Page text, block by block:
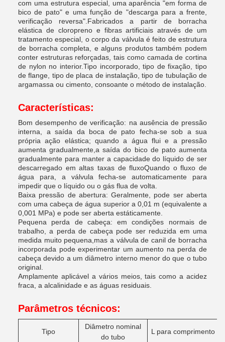
com uma estrutura especial, uma aparência "em forma de
bico de pato" e uma função de "descarga para a frente,
verificação reversa".Fabricados a partir de borracha
elástica de cloropreno e fibras artificiais através de um
tratamento especial, o corpo da válvula é feito de estrutura
de borracha completa, e alguns produtos também podem
conter estruturas reforçadas, tais como camada de cortina
de nylon no interior.Tipo incorporado, tipo de fixação, tipo
de flange, tipo de placa de instalação, tipo de tubulação de
argamassa ou cimento, consoante o método de instalação.
Características:
Bom desempenho de verificação: na ausência de pressão
interna, a saída da boca de pato fecha-se sob a sua
própria ação elástica; quando a água flui e a pressão
aumenta gradualmente,a saída do bico de pato aumenta
gradualmente para manter a capacidade do líquido de ser
descarregado em altas taxas de fluxoQuando o fluxo de
água para, a válvula fecha-se automaticamente para
impedir que o líquido ou o gás flua de volta.
Baixa pressão de abertura: Geralmente, pode ser aberta
com uma cabeça de água superior a 0,01 m (equivalente a
0,001 MPa) e pode ser aberta estáticamente.
Pequena perda de cabeça: em condições normais de
trabalho, a perda de cabeça pode ser reduzida em uma
medida muito pequena,mas a válvula de canil de borracha
incorporada pode experimentar um aumento na perda de
cabeça devido a um diâmetro interno menor do que o tubo
original.
Amplamente aplicável a vários meios, tais como a acidez
fraca, a alcalinidade e as águas residuais.
Parâmetros técnicos:
Tipo
Diâmetro nominal
do tubo
L para comprimento